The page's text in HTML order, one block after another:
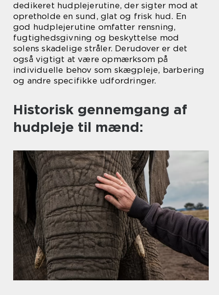
dedikeret hudplejerutine, der sigter mod at
opretholde en sund, glat og frisk hud. En
god hudplejerutine omfatter rensning,
fugtighedsgivning og beskyttelse mod
solens skadelige stråler. Derudover er det
også vigtigt at være opmærksom på
individuelle behov som skægpleje, barbering
og andre specifikke udfordringer.
Historisk gennemgang af
hudpleje til mænd: